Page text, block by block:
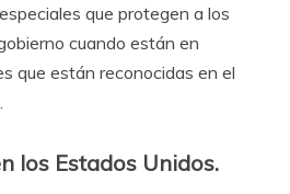
que protegen a los
cuando están en
que están reconocidas en el
los Estados Unidos.